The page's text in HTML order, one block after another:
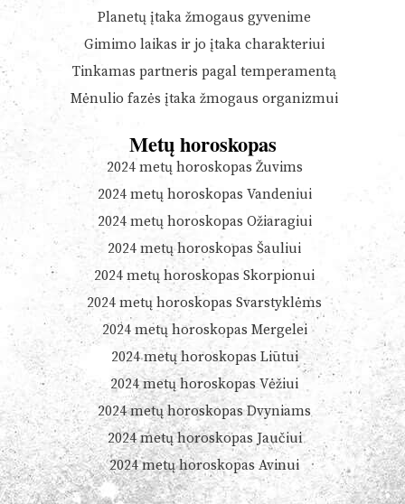
Planetų įtaka žmogaus gyvenime
Gimimo laikas ir jo įtaka charakteriui
Tinkamas partneris pagal temperamentą
Mėnulio fazės įtaka žmogaus organizmui
Metų horoskopas
2024 metų horoskopas Žuvims
2024 metų horoskopas Vandeniui
2024 metų horoskopas Ožiaragiui
2024 metų horoskopas Šauliui
2024 metų horoskopas Skorpionui
2024 metų horoskopas Svarstyklėms
2024 metų horoskopas Mergelei
2024 metų horoskopas Liūtui
2024 metų horoskopas Vėžiui
2024 metų horoskopas Dvyniams
2024 metų horoskopas Jaučiui
2024 metų horoskopas Avinui